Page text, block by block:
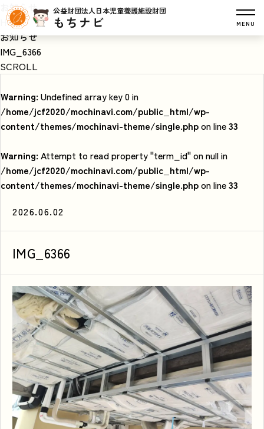
公益財団法人日本児童養護施設財団
もちナビ MENU
お知らせ
HOME
お知らせ
IMG_6366
SCROLL
Warning: Undefined array key 0 in
/home/jcf2020/mochinavi.com/public_html/wp-
content/themes/mochinavi-theme/single.phpon line33
Warning: Attempt to read property "term_id" on null in
/home/jcf2020/mochinavi.com/public_html/wp-
content/themes/mochinavi-theme/single.phpon line33
2026.06.02
IMG_6366